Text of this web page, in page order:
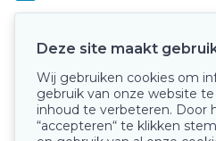
Onze
Deze site maakt
Wij gebruiken cookies om
gebruik van onze website
inhoud te verbeteren. Door
“accepteren“ te klikken